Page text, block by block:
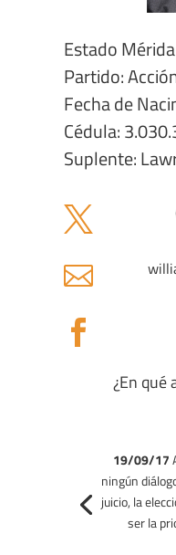
Estado
Partido:
Fecha de
Cédula:
Suplente:



¿En qué
19/09/17
ningún
juicio, la
ser la